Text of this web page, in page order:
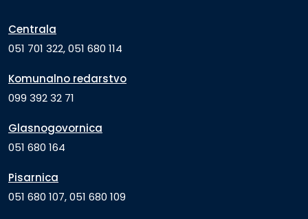
Centrala
051 701 322, 051 680 114
Komunalno redarstvo
099 392 32 71
Glasnogovornica
051 680 164
Pisarnica
051 680 107, 051 680 109